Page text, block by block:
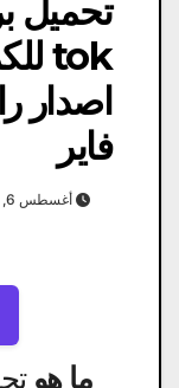
اصدار
فاير
أغسطس 6, 2026
ما هو